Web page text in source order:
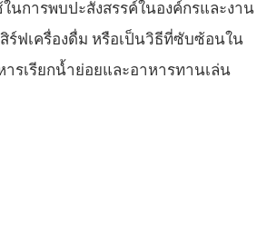
นการพบปะสังสรรค์ในองค์กรและงาน
ร์ฟเครื่องดื่ม หรือเป็นวิธีที่ซับซ้อนใน
ารเรียกน้ำย่อยและอาหารทานเล่น